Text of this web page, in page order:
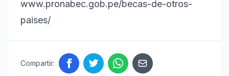
www.pronabec.gob.pe/becas-de-otros-
paises/
Compartir: